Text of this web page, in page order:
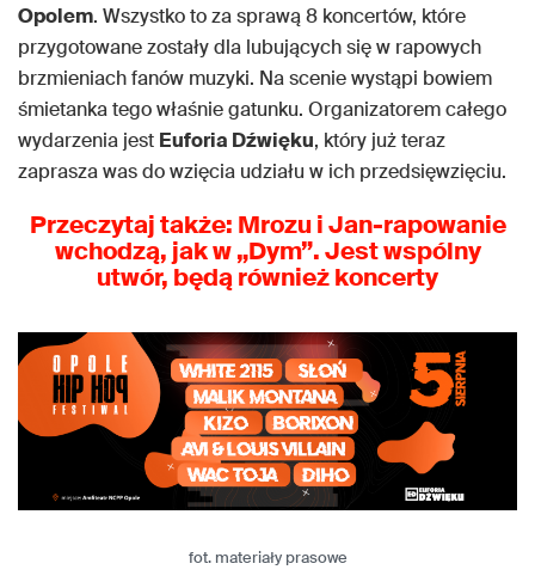
Opolem. Wszystko to za sprawą 8 koncertów, które
przygotowane zostały dla lubujących się w rapowych
brzmieniach fanów muzyki. Na scenie wystąpi bowiem
śmietanka tego właśnie gatunku. Organizatorem całego
wydarzenia jest Euforia Dźwięku, który już teraz
zaprasza was do wzięcia udziału w ich przedsięwzięciu.
Przeczytaj także: Mrozu i Jan-rapowanie
wchodzą, jak w „Dym”. Jest wspólny
utwór, będą również koncerty
fot. materiały prasowe